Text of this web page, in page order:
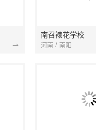
南召裱花学校
河南 / 南阳